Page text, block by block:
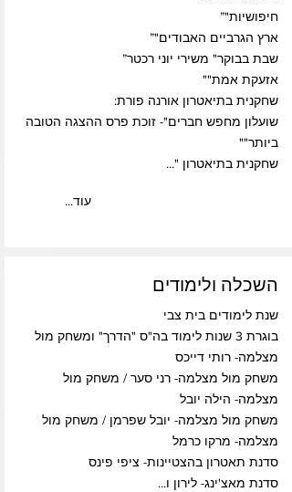
חיפושיות"”
ארץ הגרביים האבודים"”
שבת בבוקר" משירי יוני רכטר”
אזעקת אמת""
שחקנית בתיאטרון אורנה פורת:
שועלון מחפש חברים"- זוכת פרס ההצגה הטובה
ביותר""
שחקנית בתיאטרון "...
...עוד
השכלה ולימודים
שנת לימודים בית צבי
בוגרת 3 שנות לימוד בה"ס "הדרך" ומשחק מול
מצלמה- רותי דייכס
משחק מול מצלמה- רני סער / משחק מול
מצלמה- הילה יובל
משחק מול מצלמה- יובל שפרמן / משחק מול
מצלמה- מרקו כרמל
סדנת תאטרון בהצטיינות- ציפי פינס
סדנת מאצ'ינג- לירון ו...